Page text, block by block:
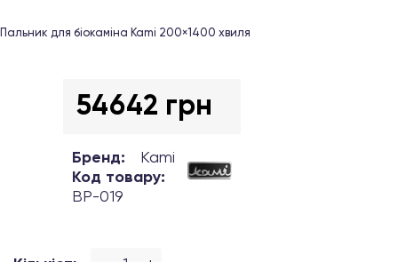
Пальник для біокаміна Kami 200×1400 хвиля
54642 грн
Бренд:
Kami
Код товару:
BP-019